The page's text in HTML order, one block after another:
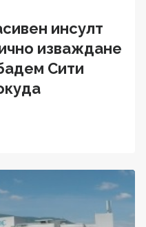
инсулт
изваждане
Сити